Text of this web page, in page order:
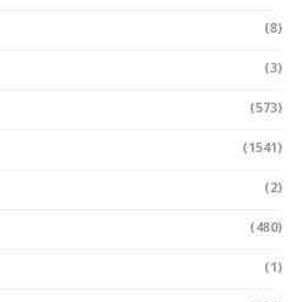
(8)
(3)
(573)
(1541)
(2)
(480)
(1)